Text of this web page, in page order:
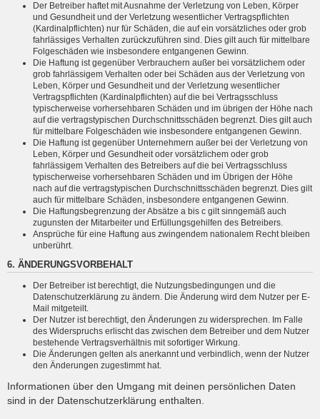
Der Betreiber haftet mit Ausnahme der Verletzung von Leben, Körper
und Gesundheit und der Verletzung wesentlicher Vertragspflichten
(Kardinalpflichten) nur für Schäden, die auf ein vorsätzliches oder grob
fahrlässiges Verhalten zurückzuführen sind. Dies gilt auch für mittelbare
Folgeschäden wie insbesondere entgangenen Gewinn.
Die Haftung ist gegenüber Verbrauchern außer bei vorsätzlichem oder
grob fahrlässigem Verhalten oder bei Schäden aus der Verletzung von
Leben, Körper und Gesundheit und der Verletzung wesentlicher
Vertragspflichten (Kardinalpflichten) auf die bei Vertragsschluss
typischerweise vorhersehbaren Schäden und im übrigen der Höhe nach
auf die vertragstypischen Durchschnittsschäden begrenzt. Dies gilt auch
für mittelbare Folgeschäden wie insbesondere entgangenen Gewinn.
Die Haftung ist gegenüber Unternehmern außer bei der Verletzung von
Leben, Körper und Gesundheit oder vorsätzlichem oder grob
fahrlässigem Verhalten des Betreibers auf die bei Vertragsschluss
typischerweise vorhersehbaren Schäden und im Übrigen der Höhe
nach auf die vertragstypischen Durchschnittsschäden begrenzt. Dies gilt
auch für mittelbare Schäden, insbesondere entgangenen Gewinn.
Die Haftungsbegrenzung der Absätze a bis c gilt sinngemäß auch
zugunsten der Mitarbeiter und Erfüllungsgehilfen des Betreibers.
Ansprüche für eine Haftung aus zwingendem nationalem Recht bleiben
unberührt.
6. ÄNDERUNGSVORBEHALT
Der Betreiber ist berechtigt, die Nutzungsbedingungen und die
Datenschutzerklärung zu ändern. Die Änderung wird dem Nutzer per E-
Mail mitgeteilt.
Der Nutzer ist berechtigt, den Änderungen zu widersprechen. Im Falle
des Widerspruchs erlischt das zwischen dem Betreiber und dem Nutzer
bestehende Vertragsverhältnis mit sofortiger Wirkung.
Die Änderungen gelten als anerkannt und verbindlich, wenn der Nutzer
den Änderungen zugestimmt hat.
Informationen über den Umgang mit deinen persönlichen Daten
sind in der Datenschutzerklärung enthalten.